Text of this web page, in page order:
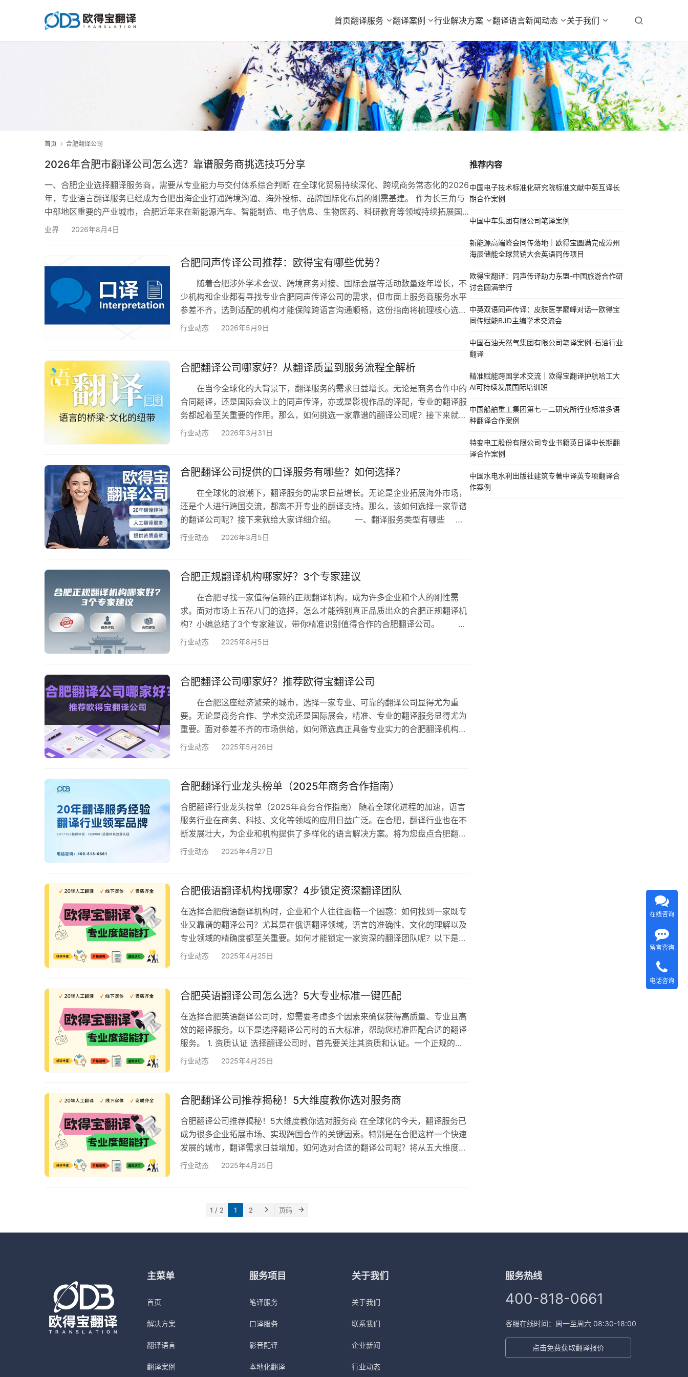
首页翻译服务 翻译案例 行业解决方案 翻译语言新闻动态 关于我们
首页 合肥翻译公司
2026年合肥市翻译公司怎么选？靠谱服务商挑选技巧分享
一、合肥企业选择翻译服务商，需要从专业能力与交付体系综合判断 在全球化贸易持续深化、跨境商务常态化的2026
年，专业语言翻译服务已经成为合肥出海企业打通跨境沟通、海外投标、品牌国际化布局的刚需基建。 作为长三角与
中部地区重要的产业城市，合肥近年来在新能源汽车、智能制造、电子信息、生物医药、科研教育等领域持续拓展国
际合作。企业在参与海外市场竞争、跨国供应链协作、国际技术交流时，对翻译服务的需求已经从简单文字转换，升
业界 2026年8月4日
合肥同声传译公司推荐：欧得宝有哪些优势？
随着合肥涉外学术会议、跨境商务对接、国际会展等活动数量逐年增长，不
少机构和企业都有寻找专业合肥同声传译公司的需求，但市面上服务商服务水平
参差不齐，选到适配的机构才能保障跨语言沟通顺畅，这份指南将梳理核心选择
逻辑，帮大家快速筛选靠谱服务商。 一、合肥同声传译公司选择核心参考标
翻译错误、现场应急能力不足的风险。 2.领域匹配度与译员水平 同…
行业动态 2026年5月9日
合肥翻译公司哪家好？从翻译质量到服务流程全解析
在当今全球化的大背景下，翻译服务的需求日益增长。无论是商务合作中的
合同翻译，还是国际会议上的同声传译，亦或是影视作品的译配，专业的翻译服
务都起着至关重要的作用。那么，如何挑选一家靠谱的翻译公司呢？接下来就为
大家详细解析。 一、靠谱翻译公司的评判标准 想要找到靠谱的翻译公
体系认证以及ISO 17100翻译服务体系认证，这表明公司在管理和服…
行业动态 2026年3月31日
合肥翻译公司提供的口译服务有哪些？如何选择？
在全球化的浪潮下，翻译服务的需求日益增长。无论是企业拓展海外市场，
还是个人进行跨国交流，都离不开专业的翻译支持。那么，该如何选择一家靠谱
的翻译公司呢？接下来就给大家详细介绍。 一、翻译服务类型有哪些
笔译服务 笔译服务涵盖的范围特别广。专业文件方面，像产品手册，一家科
业合作，合同条款的准确翻译能避免很多后续的纠纷。法律文件中的诉讼文件，
行业动态 2026年3月5日
合肥正规翻译机构哪家好？3个专家建议
在合肥寻找一家值得信赖的正规翻译机构，成为许多企业和个人的刚性需
求。面对市场上五花八门的选择，怎么才能辨别真正品质出众的合肥正规翻译机
构？小编总结了3个专家建议，带你精准识别值得合作的合肥翻译公司。
一、丰富经验和完备团队是保障 专家首要建议：考察翻译机构的团队沉淀与
员具备扎实的语言功底，更要求其在特定领域拥有丰富的知识储备和实践经验。
行业动态 2025年8月5日
合肥翻译公司哪家好？推荐欧得宝翻译公司
在合肥这座经济繁荣的城市，选择一家专业、可靠的翻译公司显得尤为重
要。无论是商务合作、学术交流还是国际展会，精准、专业的翻译服务显得尤为
重要。面对参差不齐的市场供给，如何筛选真正具备专业实力的合肥翻译机构？
本文结合行业标杆案例，为您解析优质翻译服务的核心评判维度。 在合肥翻
协会认证会员，更通过ISO9001质量管理体系与ISO17100翻译服务认证…
行业动态 2025年5月26日
合肥翻译行业龙头榜单（2025年商务合作指南）
合肥翻译行业龙头榜单（2025年商务合作指南） 随着全球化进程的加速，语言
服务行业在商务、科技、文化等领域的应用日益广泛。在合肥，翻译行业也在不
断发展壮大，为企业和机构提供了多样化的语言解决方案。将为您盘点合肥翻译
行业的龙头公司，并提供一份2025年的商务合作指南。 合肥翻译行业概况 合肥
为企业拓展国内外市场的重要工具。近年来，合肥的翻译行业逐渐形成了以专
行业动态 2025年4月27日
合肥俄语翻译机构找哪家？4步锁定资深翻译团队
在选择合肥俄语翻译机构时，企业和个人往往面临一个困惑：如何找到一家既专
业又靠谱的翻译公司？尤其是在俄语翻译领域，语言的准确性、文化的理解以及
专业领域的精确度都至关重要。如何才能锁定一家资深的翻译团队呢？以下是四
个步骤，帮助你做出明智选择。 第一步：考察机构的资质和认证 选择翻译公司
译机构严格的质量管理和服务标准。比如，欧得宝翻译公司就拥有中美翻…
行业动态 2025年4月25日
合肥英语翻译公司怎么选？5大专业标准一键匹配
在选择合肥英语翻译公司时，您需要考虑多个因素来确保获得高质量、专业且高
效的翻译服务。以下是选择翻译公司时的五大标准，帮助您精准匹配合适的翻译
服务。 1. 资质认证 选择翻译公司时，首先要关注其资质和认证。一个正规的翻
译公司应当拥有行业内权威机构的认证，如ISO 9001质量管理体系认证、ISO
控，符合国际标准，且具有强大的专业背景。 2. …
行业动态 2025年4月25日
合肥翻译公司推荐揭秘！5大维度教你选对服务商
合肥翻译公司推荐揭秘！5大维度教你选对服务商 在全球化的今天，翻译服务已
成为很多企业拓展市场、实现跨国合作的关键因素。特别是在合肥这样一个快速
发展的城市，翻译需求日益增加，如何选对合适的翻译公司呢？将从五大维度为
您揭示如何挑选合适的翻译服务商，并推荐一家具有多年经验的翻译公司——欧
性和可靠性。例如，欧得宝翻译公司不仅是中美翻译协会的会员，还通过了
行业动态 2025年4月25日
1 / 2 1 2
推荐内容
中国电子技术标准化研究院标准文献中英互译长
期合作案例
中国中车集团有限公司笔译案例
新能源高端峰会同传落地｜欧得宝圆满完成漳州
海辰储能全球营销大会英语同传项目
欧得宝翻译：同声传译助力东盟-中国旅游合作研
讨会圆满举行
中英双语同声传译：皮肤医学巅峰对话—欧得宝
同传赋能BJD主编学术交流会
中国石油天然气集团有限公司笔译案例-石油行业
翻译
精准赋能跨国学术交流｜欧得宝翻译护航哈工大
AI可持续发展国际培训班
中国船舶重工集团第七一二研究所行业标准多语
种翻译合作案例
特变电工股份有限公司专业书籍英日译中长期翻
译合作案例
中国水电水利出版社建筑专著中译英专项翻译合
作案例
主菜单
首页
解决方案
翻译语言
翻译案例
服务项目
笔译服务
口译服务
影音配译
本地化翻译
关于我们
关于我们
联系我们
企业新闻
行业动态
服务热线
400-818-0661
客服在线时间：周一至周六 08:30-18:00
点击免费获取翻译报价
在线咨询
留言咨询
电话咨询